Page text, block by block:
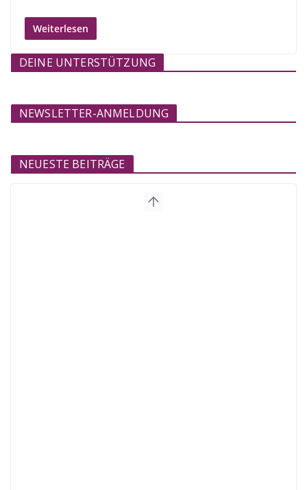
Weiterlesen
DEINE UNTERSTÜTZUNG
NEWSLETTER-ANMELDUNG
NEUESTE BEITRÄGE